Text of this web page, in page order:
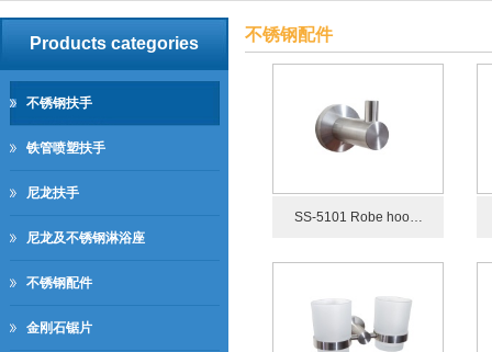
Products categories
不锈钢扶手
铁管喷塑扶手
尼龙扶手
尼龙及不锈钢淋浴座
不锈钢配件
金刚石锯片
不锈钢配件
SS-5101 Robe hoo…